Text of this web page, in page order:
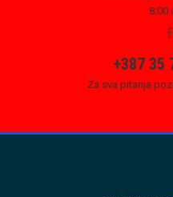
8:00
+387 35
Za sva pitanja